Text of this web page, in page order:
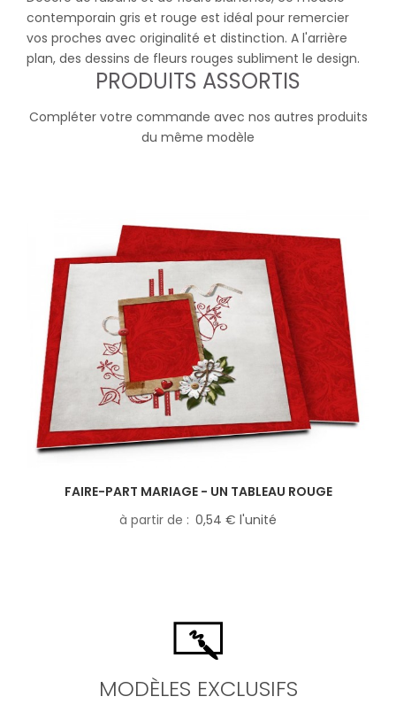
contemporain gris et rouge est idéal pour remercier
vos proches avec originalité et distinction. A l'arrière
plan, des dessins de fleurs rouges subliment le design.
PRODUITS ASSORTIS
Compléter votre commande avec nos autres produits
du même modèle
FAIRE-PART MARIAGE - UN TABLEAU ROUGE
à partir de
0,54 € l'unité
MODÈLES EXCLUSIFS